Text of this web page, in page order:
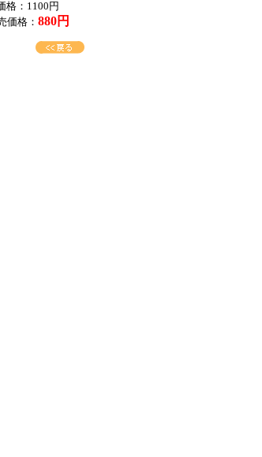
格：1100円
価格： 880円